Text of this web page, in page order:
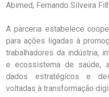
Abimed, Fernando Silveira
A parceria estabelece
para ações ligadas à
trabalhadores da indústria,
e ecossistema de saúde,
dados estratégicos e
voltadas à transformação